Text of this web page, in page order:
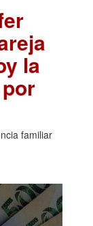
la
familiar